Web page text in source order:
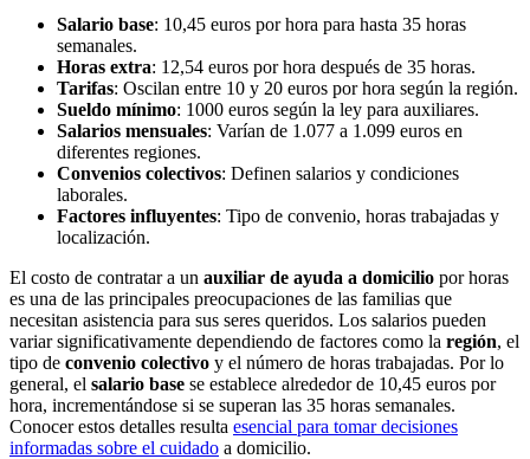
Salario base: 10,45 euros por hora para hasta 35 horas
semanales.
Horas extra: 12,54 euros por hora después de 35 horas.
Tarifas: Oscilan entre 10 y 20 euros por hora según la región.
Sueldo mínimo: 1000 euros según la ley para auxiliares.
Salarios mensuales: Varían de 1.077 a 1.099 euros en
diferentes regiones.
Convenios colectivos: Definen salarios y condiciones
laborales.
Factores influyentes: Tipo de convenio, horas trabajadas y
localización.
El costo de contratar a un auxiliar de ayuda a domicilio por horas
es una de las principales preocupaciones de las familias que
necesitan asistencia para sus seres queridos. Los salarios pueden
variar significativamente dependiendo de factores como la región, el
tipo de convenio colectivo y el número de horas trabajadas. Por lo
general, el salario base se establece alrededor de 10,45 euros por
hora, incrementándose si se superan las 35 horas semanales.
Conocer estos detalles resulta esencial para tomar decisiones
informadas sobre el cuidado a domicilio.